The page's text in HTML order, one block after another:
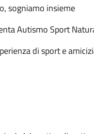
sogniamo insieme
Autismo Sport
di sport e